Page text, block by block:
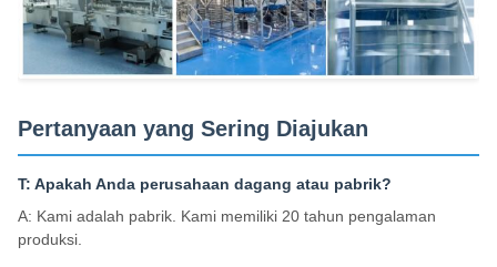
Pertanyaan yang Sering Diajukan
T: Apakah Anda perusahaan dagang atau pabrik?
A: Kami adalah pabrik. Kami memiliki 20 tahun pengalaman
produksi.